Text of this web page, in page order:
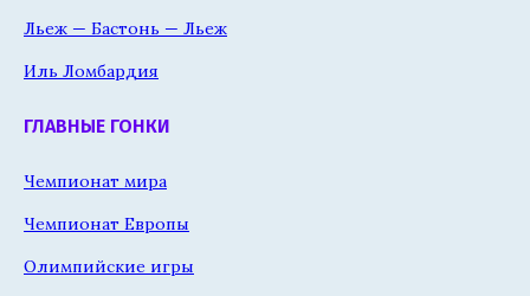
Льеж — Бастонь — Льеж
Иль Ломбардия
ГЛАВНЫЕ ГОНКИ
Чемпионат мира
Чемпионат Европы
Олимпийские игры